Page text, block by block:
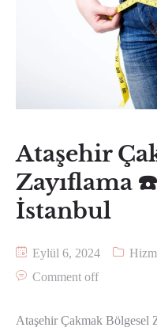
Ataşehir
Zayıflama ☎️
İstanbul
Eylül 6, 2024
Comment off
Ataşehir Çakmak Bölgesel